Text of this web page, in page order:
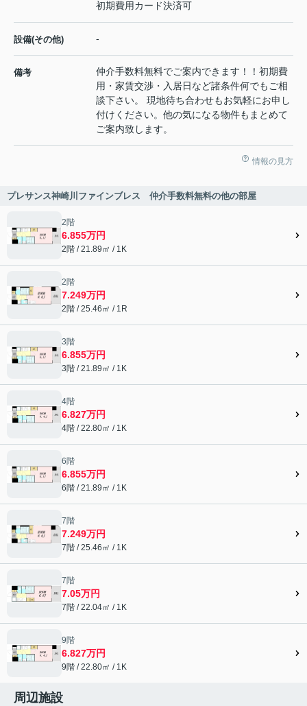
初期費用カード決済可
設備(その他) -
備考
仲介手数料無料でご案内できます！！初期費
用・家賃交渉・入居日など諸条件何でもご相
談下さい。 現地待ち合わせもお気軽にお申し
付けください。他の気になる物件もまとめて
ご案内致します。
情報の見方
プレサンス神崎川ファインブレス 仲介手数料無料の他の部屋
2階
6.855万円
2階 / 21.89㎡ / 1K
2階
7.249万円
2階 / 25.46㎡ / 1R
3階
6.855万円
3階 / 21.89㎡ / 1K
4階
6.827万円
4階 / 22.80㎡ / 1K
6階
6.855万円
6階 / 21.89㎡ / 1K
7階
7.249万円
7階 / 25.46㎡ / 1K
7階
7.05万円
7階 / 22.04㎡ / 1K
9階
6.827万円
9階 / 22.80㎡ / 1K
周辺施設